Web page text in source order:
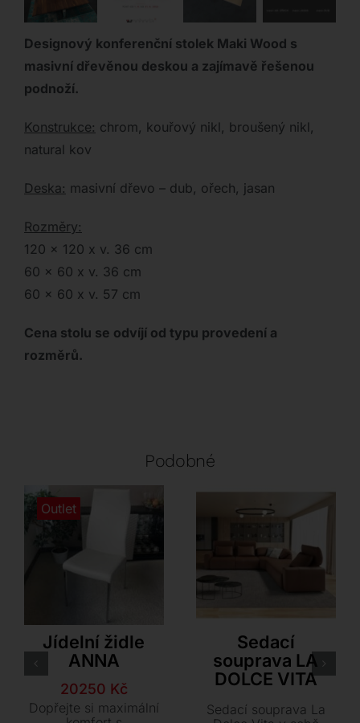
Designový konferenční stolek Maki Wood s
masivní dřevěnou deskou a zajímavě řešenou
podnoží.
Konstrukce: chrom, kouřový nikl, broušený nikl,
natural kov
Deska: masivní dřevo – dub, ořech, jasan
Rozměry:
120 x 120 x v. 36 cm
60 x 60 x v. 36 cm
60 x 60 x v. 57 cm
Cena stolu se odvíjí od typu provedení a
rozměrů.
Podobné
Outlet
Jídelní židle
ANNA
Původní
cena
20250 Kč
Aktuální
cena
Dopřejte si maximální
Marinelli Home
Sedací
souprava LA
DOLCE VITA
Sedací souprava La